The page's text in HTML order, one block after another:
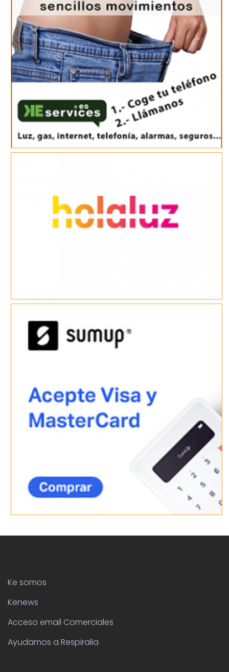
Ke somos
Kenews
Acceso email Comerciales
Ayudamos a Respiralia